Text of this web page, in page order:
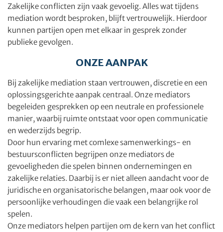
Zakelijke conflicten zijn vaak gevoelig. Alles wat tijdens
mediation wordt besproken, blijft vertrouwelijk. Hierdoor
kunnen partijen open met elkaar in gesprek zonder
publieke gevolgen.
ONZE AANPAK
Bij zakelijke mediation staan vertrouwen, discretie en een
oplossingsgerichte aanpak centraal. Onze mediators
begeleiden gesprekken op een neutrale en professionele
manier, waarbij ruimte ontstaat voor open communicatie
en wederzijds begrip.
Door hun ervaring met comlexe samenwerkings- en
bestuursconflicten begrijpen onze mediators de
gevoeligheden die spelen binnen ondernemingen en
zakelijke relaties. Daarbij is er niet alleen aandacht voor de
juridische en organisatorische belangen, maar ook voor de
persoonlijke verhoudingen die vaak een belangrijke rol
spelen.
Onze mediators helpen partijen om de kern van het conflict